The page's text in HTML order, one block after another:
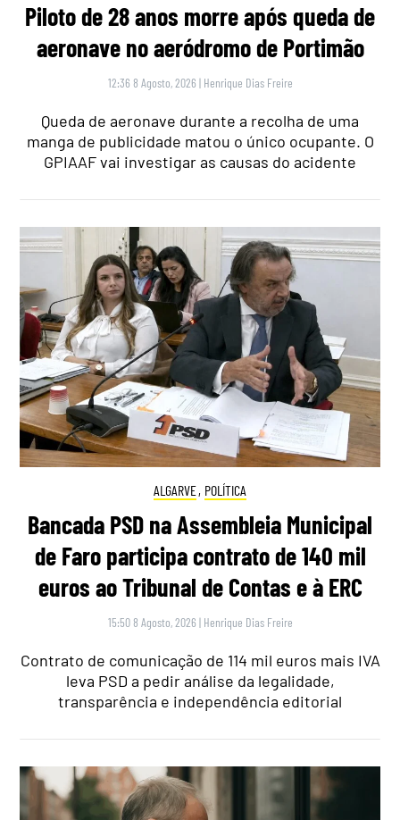
Piloto de 28 anos morre após queda de
aeronave no aeródromo de Portimão
12:36 8 Agosto, 2026 | Henrique Dias Freire
Queda de aeronave durante a recolha de uma
manga de publicidade matou o único ocupante. O
GPIAAF vai investigar as causas do acidente
ALGARVE, POLÍTICA
Bancada PSD na Assembleia Municipal
de Faro participa contrato de 140 mil
euros ao Tribunal de Contas e à ERC
15:50 8 Agosto, 2026 | Henrique Dias Freire
Contrato de comunicação de 114 mil euros mais IVA
leva PSD a pedir análise da legalidade,
transparência e independência editorial